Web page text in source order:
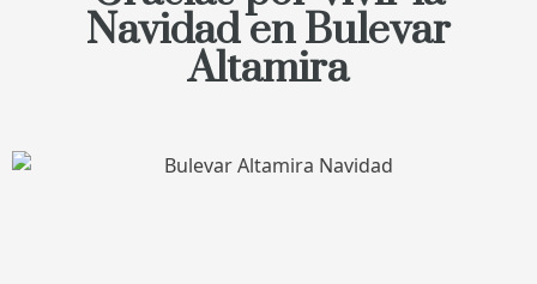
Navidad en Bulevar
Altamira